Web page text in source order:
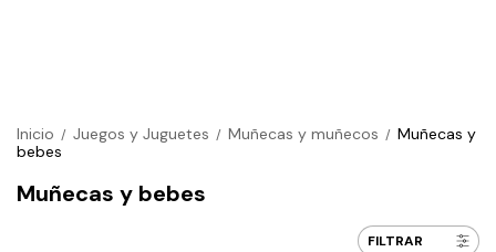
Inicio / Juegos y Juguetes / Muñecas y muñecos / Muñecas y
bebes
Muñecas y bebes
FILTRAR